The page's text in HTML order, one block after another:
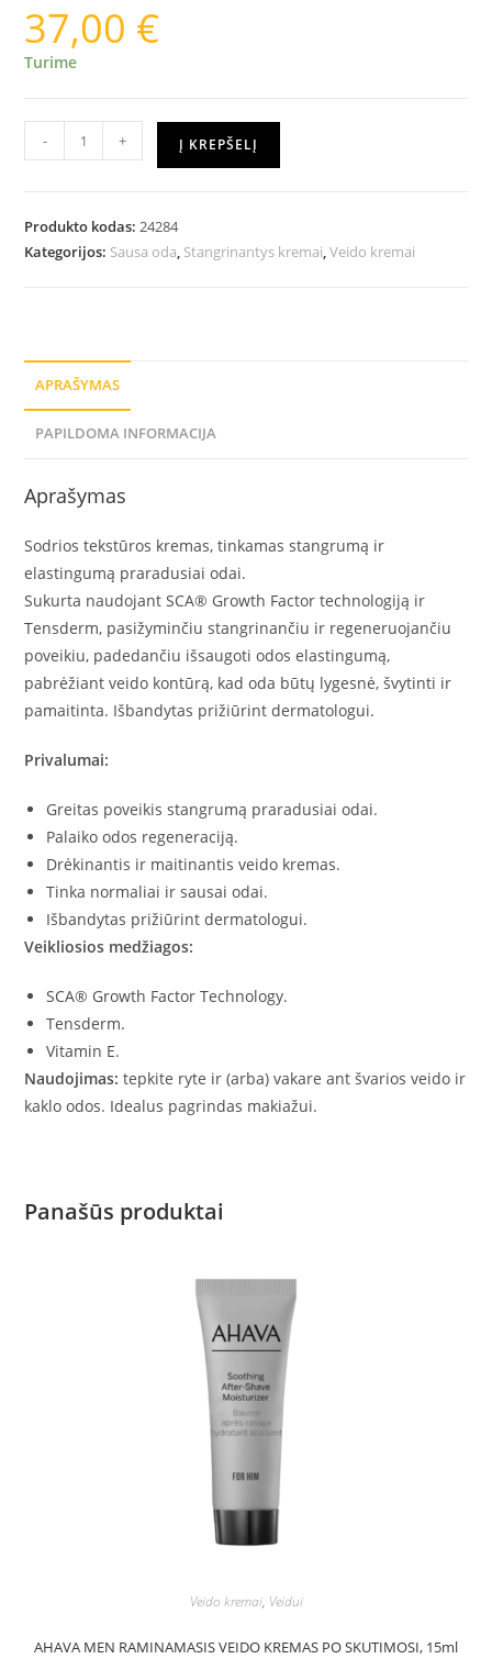
37,00 €
Turime
- + Į KREPŠELĮ
Produkto kodas:24284
Kategorijos: Sausa oda, Stangrinantys kremai,Veido kremai
APRAŠYMAS
PAPILDOMA INFORMACIJA
Aprašymas
Sodrios tekstūros kremas, tinkamas stangrumą ir
elastingumą praradusiai odai.
Sukurta naudojant SCA® Growth Factor technologiją ir
Tensderm, pasižyminčiu stangrinančiu ir regeneruojančiu
poveikiu, padedančiu išsaugoti odos elastingumą,
pabrėžiant veido kontūrą, kad oda būtų lygesnė, švytinti ir
pamaitinta. Išbandytas prižiūrint dermatologui.
Privalumai:
Greitas poveikis stangrumą praradusiai odai.
Palaiko odos regeneraciją.
Drėkinantis ir maitinantis veido kremas.
Tinka normaliai ir sausai odai.
Išbandytas prižiūrint dermatologui.
Veikliosios medžiagos:
SCA® Growth Factor Technology.
Tensderm.
Vitamin E.
Naudojimas:tepkite ryte ir (arba) vakare ant švarios veido ir
kaklo odos. Idealus pagrindas makiažui.
Panašūs produktai
Veido kremai, Veidui
AHAVA MEN RAMINAMASIS VEIDO KREMAS PO SKUTIMOSI, 15ml